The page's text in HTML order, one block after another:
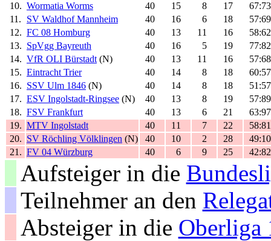
10. Wormatia Worms 40 15 8 17
67:73
11.
SV Waldhof Mannheim 40 16 6 18
57:69
12. FC 08 Homburg 40 13 11 16
58:62
13. SpVgg Bayreuth 40 16 5 19
77:82
14. VfR OLI Bürstadt (N) 40 13 11 16
57:68
15. Eintracht Trier 40 14 8 18
60:57
16. SSV Ulm 1846 (N) 40 14 8 18
51:57
17. ESV Ingolstadt-Ringsee (N) 40 13 8 19
57:89
18. FSV Frankfurt 40 13 6 21
63:97
19. MTV Ingolstadt 40 11 7 22
58:81
20. SV Röchling Völklingen (N) 40 10 2 28
21. FV 04 Würzburg 40 6 9 25 42:82
Aufsteiger in die
Teilnehmer an den
Absteiger in die Oberliga